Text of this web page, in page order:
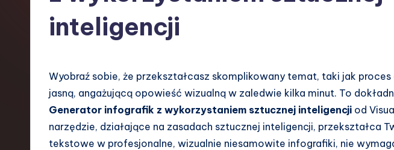
inteligencji
Wyobraź sobie, że przekształcasz skomplikowany temat, taki jak proces
jasną, angażującą opowieść wizualną w zaledwie kilka minut. To
Generator infografik z wykorzystaniem sztucznej inteligencji od
narzędzie, działające na zasadach sztucznej inteligencji, przekształca
tekstowe w profesjonalne, wizualnie niesamowite infografiki, nie